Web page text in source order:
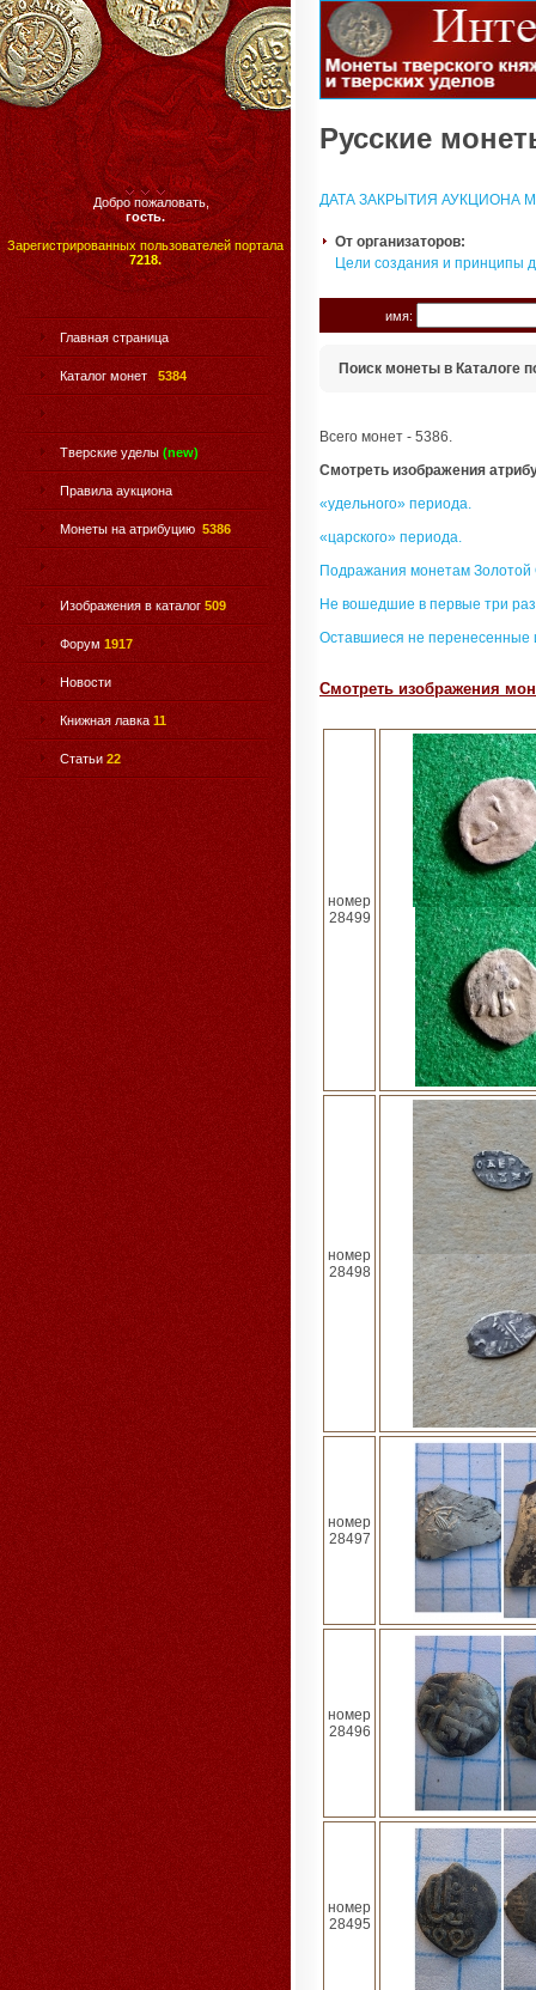
Добро пожаловать,
гость.
Зарегистрированных пользователей портала
7218.
Главная страница
Каталог монет 5384
Тверские уделы (new)
Правила аукциона
Монеты на атрибуцию 5386
Изображения в каталог 509
Форум 1917
Новости
Книжная лавка 11
Статьи 22
Русские
ДАТА ЗАКРЫТИЯ АУКЦИОНА
От организаторов:
Цели создания и принципы
имя:
Поиск монеты в Каталоге
Всего монет - 5386.
Смотреть изображения
«удельного» периода.
«царского» периода.
Подражания монетам
Не вошедшие в первые три
Оставшиеся не перенесенные
Смотреть изображения
номер
28499
номер
28498
номер
28497
номер
28496
номер
28495